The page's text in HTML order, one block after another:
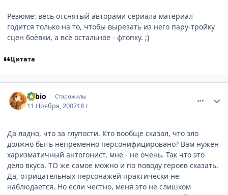
Резюме: весь отснятый авторами сериала материал
годится только на то, чтобы вырезать из него пару-тройку
сцен боёвки, а всё остальное - фтопку. ;)
Цитата
Sabio Старожилы
11 Ноября, 200718 г
Да ладно, что за глупости. Кто вообще сказал, что зло
должно быть непременно персонифицировано? Вам нужен
харизматичный антогонист, мне - не очень. Так что это
дело вкуса. ТО же самое можно и по поводу героев сказать.
Да, отрицательных персонажей практически не
наблюдается. Но если честно, меня это не слишком